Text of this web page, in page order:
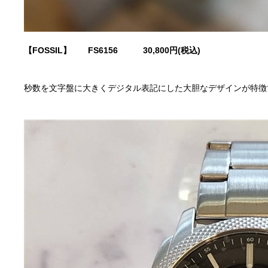
【FOSSIL】 FS6156 30,800円(税込)
秒数を文字盤に大きくデジタル表記にした大胆なデザインが特